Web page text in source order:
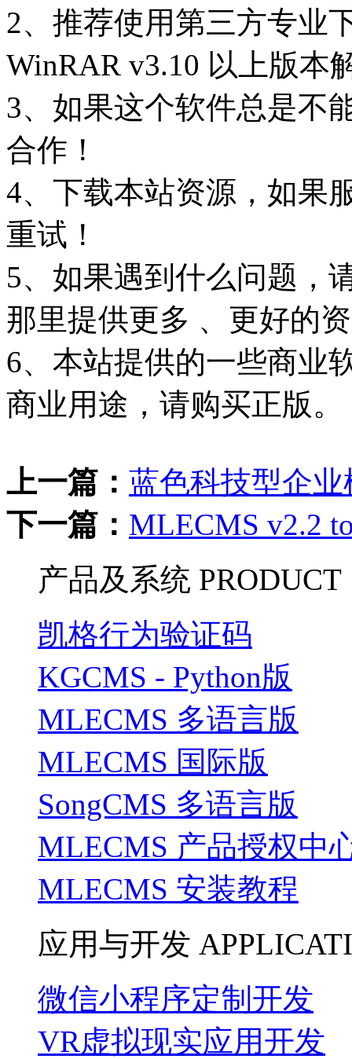
2、推荐使用第三方专业
WinRAR v3.10 以上版本
3、如果这个软件总是不
合作！
4、下载本站资源，如果
重试！
5、如果遇到什么问题，
那里提供更多 、更好的
6、本站提供的一些商业
商业用途，请购买正版。
上一篇： 蓝色科技型企业
下一篇： MLECMS v2.2
产品及系统 PRODUCT
凯格行为验证码
KGCMS - Python版
MLECMS 多语言版
MLECMS 国际版
SongCMS 多语言版
MLECMS 产品授权中
MLECMS 安装教程
应用与开发
微信小程序定制开发
VR虚拟现实应用开发